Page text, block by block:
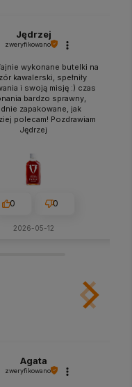
Jędrzej
zweryfikowano
wykonane butelki na
kawalerski, spełniły
i swoją misję :) czas
bardzo sprawny,
zapakowane, jak
polecam! Pozdrawiam
Jędrzej
0 0
2026-05-12
Agata
zweryfikowano